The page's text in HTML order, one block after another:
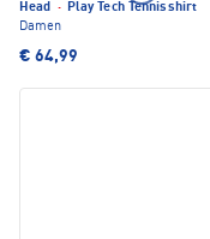
Head · Play Tech Tennisshirt
Damen
€ 64,99